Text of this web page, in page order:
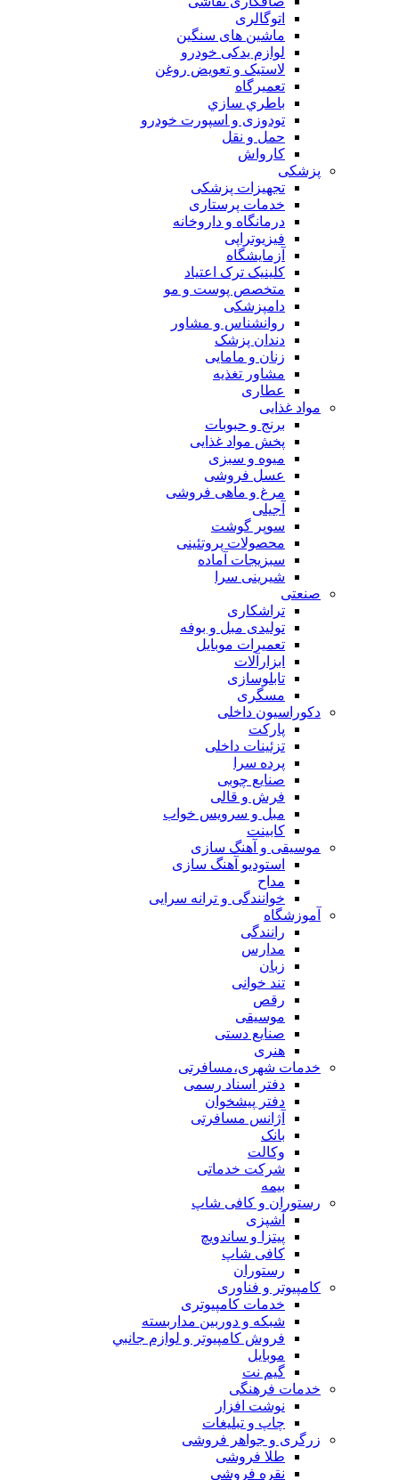
اتوگالری
ماشین های سنگین
لوازم یدکی خودرو
لاستیک و تعویض روغن
تعميرگاه
باطري سازي
تودوزی و اسپورت خودرو
حمل و نقل
کارواش
پزشکی
تجهیزات پزشکی
خدمات پرستاری
درمانگاه و داروخانه
فیزیوتراپی
آزمایشگاه
کلینیک ترک اعتیاد
متخصص پوست و مو
دامپزشکی
روانشناس و مشاور
دندان پزشک
زنان و مامایی
مشاور تغذیه
عطاری
مواد غذایی
برنج و حبوبات
پخش مواد غذایی
میوه و سبزی
عسل فروشی
مرغ و ماهی فروشی
آجیلی
سوپر گوشت
محصولات پروتئینی
سبزیجات آماده
شیرینی سرا
صنعتی
تراشکاری
تولیدی مبل و بوفه
تعمیرات موبایل
ابزارآلات
تابلوسازی
مسگری
دکوراسیون داخلی
پارکت
تزئینات داخلی
پرده سرا
صنایع چوبی
فرش و قالی
مبل و سرويس خواب
کابینت
موسیقی و آهنگ سازی
استودیو آهنگ سازی
مداح
خوانندگی و ترانه سرایی
آموزشگاه
رانندگی
مدارس
زبان
تند خوانی
رقص
موسیقی
صنایع دستی
هنری
خدمات شهری،مسافرتی
دفتر اسناد رسمی
دفتر پیشخوان
آژانس مسافرتی
بانک
وکالت
شرکت خدماتی
بيمه
رستوران و کافی شاپ
آشپزی
پیتزا و ساندویچ
کافی شاپ
رستوران
کامپیوتر و فناوری
خدمات کامپیوتری
شبكه و دوربين مداربسته
فروش كامپيوتر و لوازم جانبي
موبایل
گیم نت
خدمات فرهنگی
نوشت افزار
چاپ و تبلیغات
زرگری و جواهر فروشی
طلا فروشی
نقره فروشی